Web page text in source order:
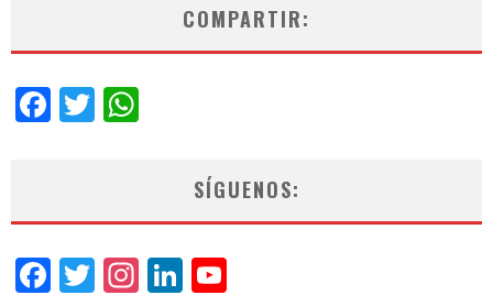
COMPARTIR:
Facebook
Twitter
SÍGUENOS:
Facebook
Twitter
Instagram
LinkedIn